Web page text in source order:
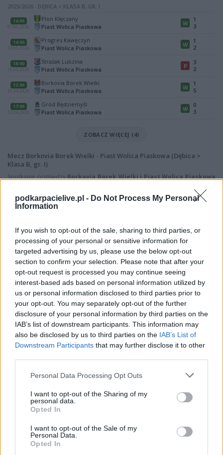
podkarpacielive.pl - Do Not Process My Personal
Information
If you wish to opt-out of the sale, sharing to third parties, or
processing of your personal or sensitive information for
targeted advertising by us, please use the below opt-out
section to confirm your selection. Please note that after your
opt-out request is processed you may continue seeing
interest-based ads based on personal information utilized by
us or personal information disclosed to third parties prior to
your opt-out. You may separately opt-out of the further
disclosure of your personal information by third parties on the
IAB’s list of downstream participants. This information may
also be disclosed by us to third parties on the IAB’s List of
Downstream Participants that may further disclose it to other
Please note that this website/app uses one or more Google
not limited to your visit or usage behaviour. You may click to
grant or deny consent to Google and its third-party tags to
use your data for below specified purposes in below Google
consent section.
Personal Data Processing Opt Outs
I want to opt-out of the Sharing of my
personal data.
Opted In
I want to opt-out of the Sale of my
Personal Data.
Opted In
2025/2026 · DĘBICA > KLASA B, GR. I
14:00
07.06.2026
Plon Klęczany
Piast Wolica Piaskowa
W
1
3
14:00
24.05.2026
Progres Kawęczyn
Piast Wolica Piaskowa
W
1
2
18:00
16.05.2026
Strażak Lubzina
Piast Wolica Piaskowa
P
3
2
12:00
26.04.2026
Borkovia Borek Wielki
Piast Wolica Piaskowa
W
1
5
17:00
12.04.2026
Gród Będziemyśl
Piast Wolica Piaskowa
W
0
3
ZOBACZ WIĘCEJ (4)
Mecz Borkovia Borek Wielki - Piast Wolica Piaskowa (Dębica >
Klasa B, gr. I)
Spotkanie pomiędzyBorkovia Borek Wielki i Piast Wolica Piaskowa
Klasa B, gr. I).
Na stroniePodkarpacieLive.pl
spotkania . To kompletne źródło danych dla kibiców i pasjonatów
lokalnej piłki nożnej. Jeżeli aktualnie nie widzisz tutaj danych z pewnością
pracujemy nad tym żeby je uzupełnić.
Wynik meczu Borkovia Borek Wielki vs Piast Wolica Piaskowa
Po zakończeniu spotkania automatycznie publikujemyoficjalny wynik
spotkania, a także dane meczowe, jeśli są dostępne.
Pełny harmonogram rozgrywek dostępny jest tutaj:Dębica > Klasa B,
gr. I - terminarz .
Informacje o składach i strzelcach
W miarę dostępności danych, publikujemyskłady wyjściowe,
rezerwowych, zmiany oraz listę strzelców bramek. Informacje te
Jeśli jesteś kibicem klubu Borkovia Borek Wielki lub Piast Wolica Piaskowa
- zaglądaj tutaj częściej. Nasz serwis regularnie dostarcza informacje o
terminach meczów, wynikach, transferach i newsach klubowych
PodkarpacieLive.pl to największa baza
bądź na bieżąco z wydarzeniami z boisk!
Analiza przed meczem: Borkovia Borek Wielki vs Piast Wolica